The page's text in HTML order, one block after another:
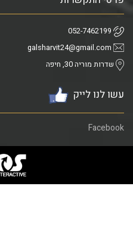
052-7462199
galsharvit24@gmail.com
שדרות מוריה 30, חיפה
עשו לנו לייק
Facebook